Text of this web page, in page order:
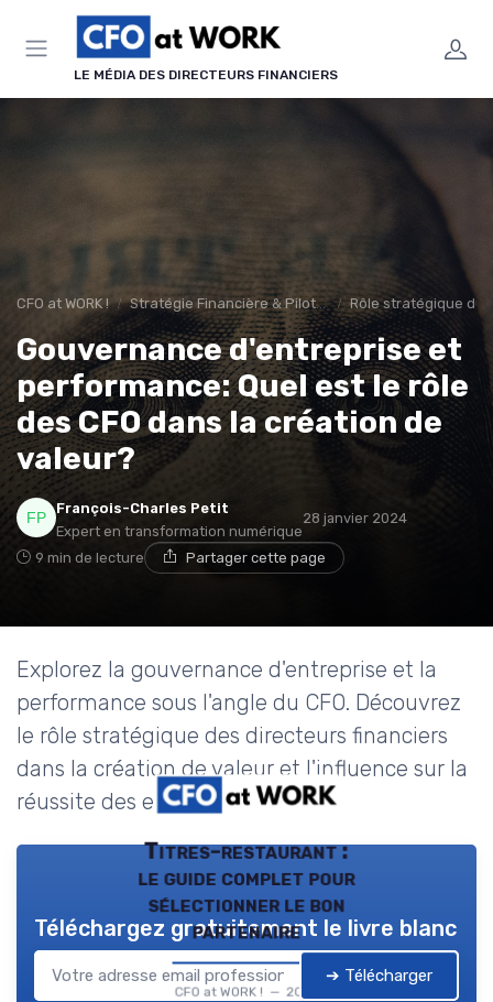
LE MÉDIA DES DIRECTEURS FINANCIERS
CFO at WORK ! Stratégie Financière & Pilotage Rôle stratégique du
Gouvernance d'entreprise et
performance: Quel est le rôle
des CFO dans la création de
valeur?
François-Charles Petit
Expert en transformation numérique
28 janvier 2024
9 min de lecture Partager cette page
Explorez la gouvernance d'entreprise et la
performance sous l'angle du CFO. Découvrez
le rôle stratégique des directeurs financiers
dans la création de valeur et l'influence sur la
réussite des entreprises.
Titres-restaurant :
le guide complet pour
sélectionner le bon
partenaire
CFO at WORK ! — 2026
Téléchargez gratuitement le livre blanc
➔ Télécharger
Panneau de gestion des cookies